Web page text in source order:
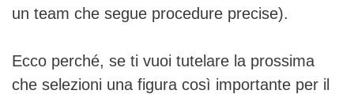
un team che segue procedure precise).
Ecco perché, se ti vuoi tutelare la prossima
che selezioni una figura così importante per il